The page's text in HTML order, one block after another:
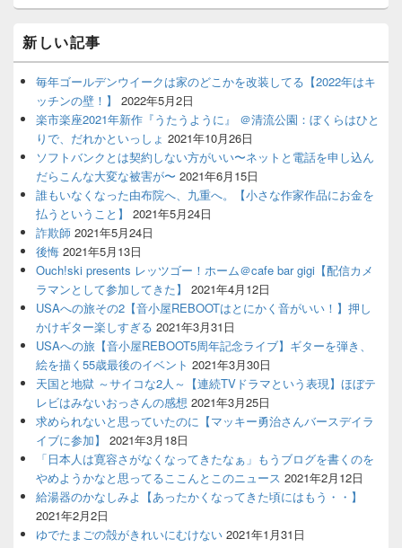
新しい記事
毎年ゴールデンウイークは家のどこかを改装してる【2022年はキ
ッチンの壁！】
2022年5月2日
楽市楽座2021年新作『うたうように』 ＠清流公園：ぼくらはひと
りで、だれかといっしょ 2021年10月26日
ソフトバンクとは契約しない方がいい〜ネットと電話を申し込ん
だらこんな大変な被害が〜 2021年6月15日
誰もいなくなった由布院へ、九重へ。【小さな作家作品にお金を
払うということ】
2021年5月24日
詐欺師 2021年5月24日
後悔 2021年5月13日
Ouch!ski presents レッツゴー！ホーム＠cafe bar gigi【配信カメ
ラマンとして参加してきた】
2021年4月12日
USAへの旅その2【音小屋REBOOTはとにかく音がいい！】押し
かけギター楽しすぎる 2021年3月31日
USAへの旅【音小屋REBOOT5周年記念ライブ】ギターを弾き、
絵を描く55歳最後のイベント 2021年3月30日
天国と地獄 ～サイコな2人～【連続TVドラマという表現】ほぼテ
レビはみないおっさんの感想 2021年3月25日
求められないと思っていたのに【マッキー勇治さんバースデイラ
イブに参加】
2021年3月18日
「日本人は寛容さがなくなってきたなぁ」もうブログを書くのを
やめようかなと思ってるここんとこのニュース 2021年2月12日
給湯器のかなしみよ【あったかくなってきた頃にはもう・・】
2021年2月2日
ゆでたまごの殻がきれいにむけない 2021年1月31日